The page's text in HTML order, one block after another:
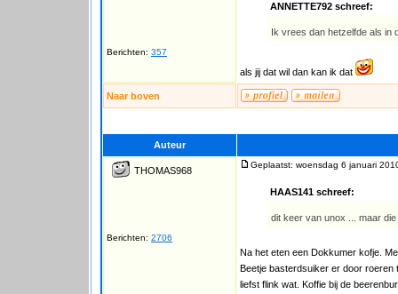
Berichten: 357
ANNETTE792 schreef:
Ik vrees dan hetzelfde als in
als jij dat wil dan kan ik dat
Naar boven
Auteur
THOMAS968
Berichten: 2706
Geplaatst: woensdag 6 januari
HAAS141 schreef:
dit keer van unox ... maar
Na het eten een Dokkumer kofje.
Beetje basterdsuiker er door roeren
liefst flink wat. Koffie bij de